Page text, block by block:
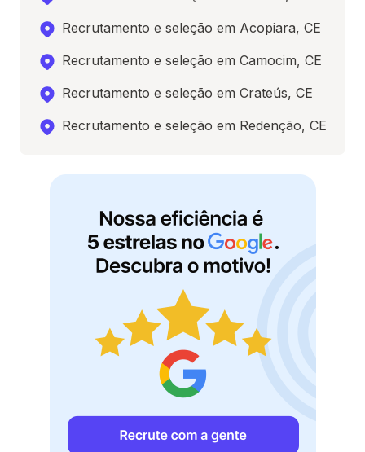
Recrutamento e seleção em Acopiara, CE
Recrutamento e seleção em Camocim, CE
Recrutamento e seleção em Crateús, CE
Recrutamento e seleção em Redenção, CE